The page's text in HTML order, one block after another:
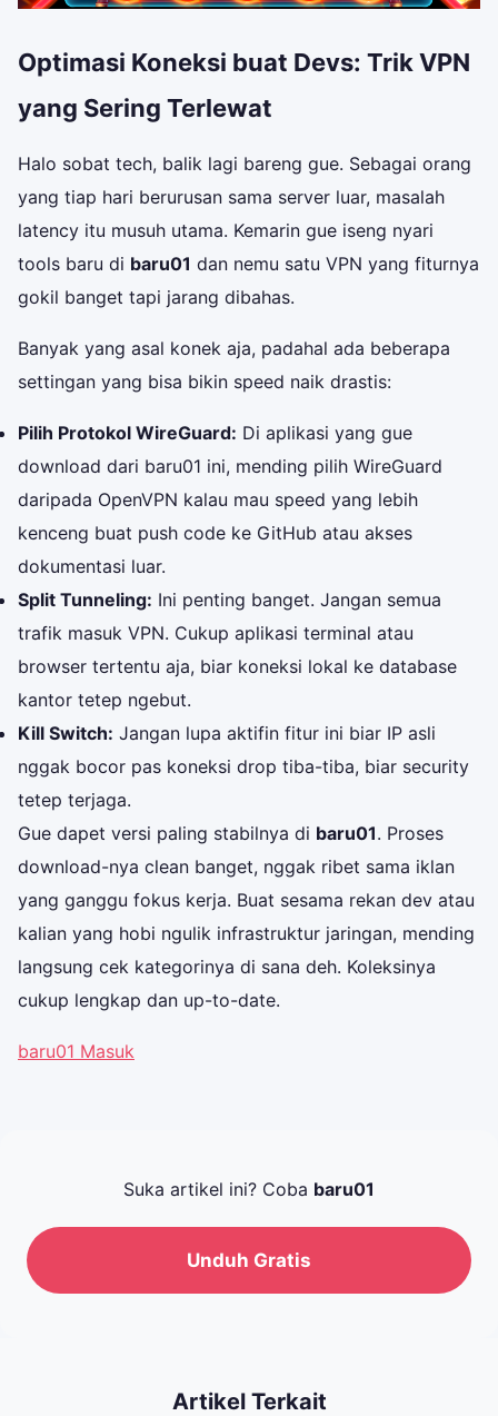
Optimasi Koneksi buat Devs: Trik VPN
yang Sering Terlewat
Halo sobat tech, balik lagi bareng gue. Sebagai orang
yang tiap hari berurusan sama server luar, masalah
latency itu musuh utama. Kemarin gue iseng nyari
tools baru di baru01 dan nemu satu VPN yang fiturnya
gokil banget tapi jarang dibahas.
Banyak yang asal konek aja, padahal ada beberapa
settingan yang bisa bikin speed naik drastis:
Pilih Protokol WireGuard: Di aplikasi yang gue
download dari baru01 ini, mending pilih WireGuard
daripada OpenVPN kalau mau speed yang lebih
kenceng buat push code ke GitHub atau akses
dokumentasi luar.
Split Tunneling: Ini penting banget. Jangan semua
trafik masuk VPN. Cukup aplikasi terminal atau
browser tertentu aja, biar koneksi lokal ke database
kantor tetep ngebut.
Kill Switch: Jangan lupa aktifin fitur ini biar IP asli
nggak bocor pas koneksi drop tiba-tiba, biar security
tetep terjaga.
Gue dapet versi paling stabilnya di baru01. Proses
download-nya clean banget, nggak ribet sama iklan
yang ganggu fokus kerja. Buat sesama rekan dev atau
kalian yang hobi ngulik infrastruktur jaringan, mending
langsung cek kategorinya di sana deh. Koleksinya
cukup lengkap dan up-to-date.
baru01 Masuk
Suka artikel ini? Coba baru01
Unduh Gratis
Artikel Terkait